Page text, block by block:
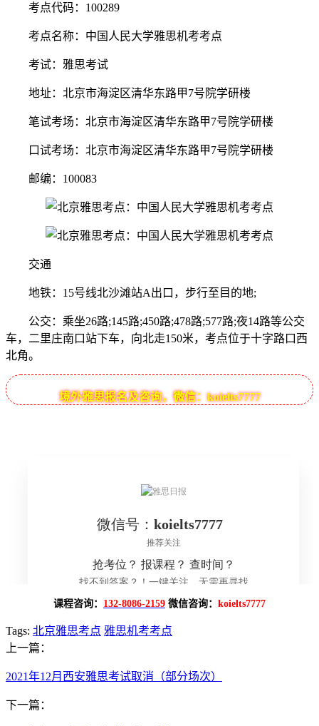
考点代码：100289
考点名称：中国人民大学雅思机考考点
考试：雅思考试
地址：北京市海淀区清华东路甲7号院学研楼
笔试考场：北京市海淀区清华东路甲7号院学研楼
口试考场：北京市海淀区清华东路甲7号院学研楼
邮编：100083
交通
地铁：15号线北沙滩站A出口，步行至目的地;
公交：乘坐26路;145路;450路;478路;577路;夜14路等公交
车，二里庄南口站下车，向北走150米，考点位于十字路口西
北角。
境外雅思报名及咨询，微信：koielts7777
课程咨询： 132-8086-2159 微信咨询： koielts7777
Tags: 北京雅思考点 雅思机考考点
上一篇：
2021年12月西安雅思考试取消（部分场次）
下一篇：